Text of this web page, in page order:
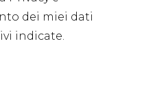
dei miei dati
indicate.